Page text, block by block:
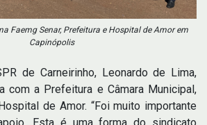
Faemg Senar, Prefeitura e Hospital de Amor em
Capinópolis
de Carneirinho, Leonardo de Lima,
com a Prefeitura e Câmara Municipal,
de Amor. “Foi muito importante